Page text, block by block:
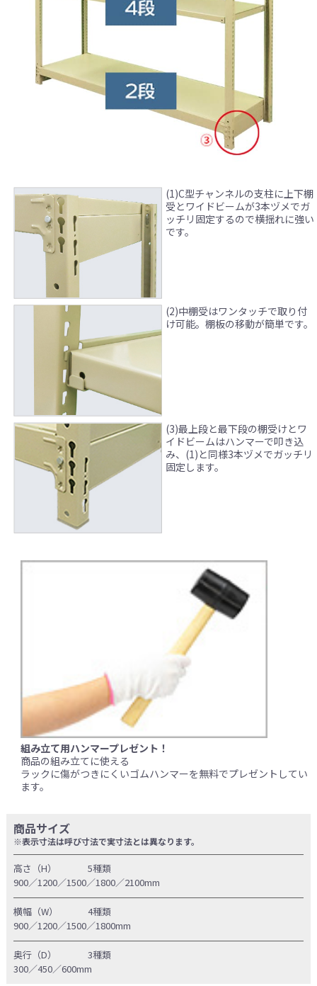
(1)C型チャンネルの支柱に上下棚
受とワイドビームが3本ヅメでガ
ッチリ固定するので横揺れに強い
です。
(2)中棚受はワンタッチで取り付
け可能。棚板の移動が簡単です。
(3)最上段と最下段の棚受けとワ
イドビームはハンマーで叩き込
み、(1)と同様3本ヅメでガッチリ
固定します。
組み立て用ハンマープレゼント！
商品の組み立てに使える
ラックに傷がつきにくいゴムハンマーを無料でプレゼントしてい
ます。
商品サイズ
※表示寸法は呼び寸法で実寸法とは異なります。
高さ（H）
5種類
900／1200／1500／1800／2100mm
横幅（W）
4種類
900／1200／1500／1800mm
奥行（D）
3種類
300／450／600mm